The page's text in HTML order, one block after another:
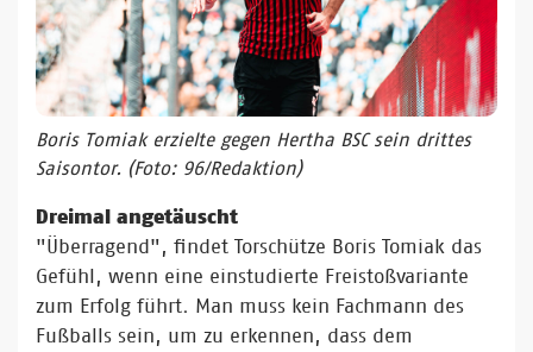
Boris Tomiak erzielte gegen Hertha BSC sein drittes
Saisontor. (Foto: 96/Redaktion)
Dreimal angetäuscht
"Überragend", findet Torschütze Boris Tomiak das
Gefühl, wenn eine einstudierte Freistoßvariante
zum Erfolg führt. Man muss kein Fachmann des
Fußballs sein, um zu erkennen, dass dem